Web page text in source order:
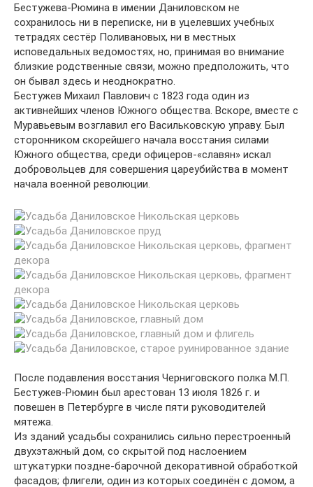
Бестужева-Рюмина в имении Даниловском не
сохранилось ни в переписке, ни в уцелевших учебных
тетрадях сестёр Поливановых, ни в местных
исповедальных ведомостях, но, принимая во внимание
близкие родственные связи, можно предположить, что
он бывал здесь и неоднократно.
Бестужев Михаил Павлович с 1823 года один из
активнейших членов Южного общества. Вскоре, вместе с
Муравьевым возглавил его Васильковскую управу. Был
сторонником скорейшего начала восстания силами
Южного общества, среди офицеров-«славян» искал
добровольцев для совершения цареубийства в момент
начала военной революции.
После подавления восстания Черниговского полка М.П.
Бестужев-Рюмин был арестован 13 июля 1826 г. и
повешен в Петербурге в числе пяти руководителей
мятежа.
Из зданий усадьбы сохранились сильно перестроенный
двухэтажный дом, со скрытой под наслоением
штукатурки поздне-барочной декоративной обработкой
фасадов; флигели, один из которых соединён с домом, а